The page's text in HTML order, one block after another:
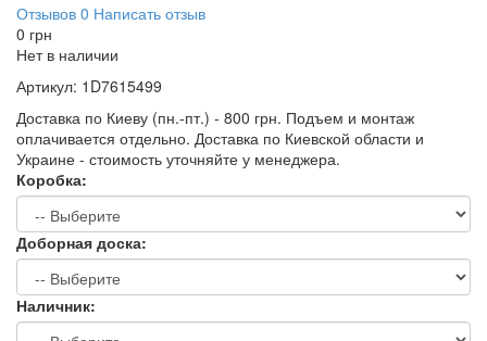
Отзывов 0 Написать отзыв
0 грн
Нет в наличии
Артикул: 1D7615499
Доставка по Киеву (пн.-пт.) - 800 грн. Подъем и монтаж
оплачивается отдельно. Доставка по Киевской области и
Украине - стоимость уточняйте у менеджера.
Коробка:
Доборная доска:
Наличник: